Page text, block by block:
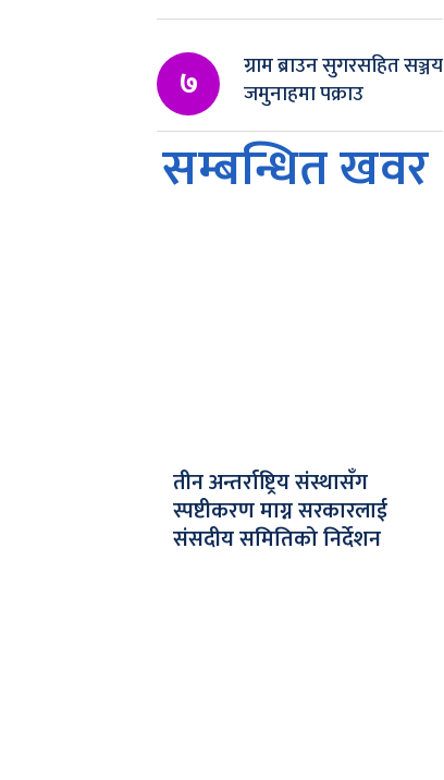
७
ग्राम ब्राउन सुगरसहित सञ्जय
जमुनाहमा पक्राउ
सम्बन्धित खवर
तीन अन्तर्राष्ट्रिय संस्थासँग
स्पष्टीकरण माग्न सरकारलाई
संसदीय समितिको निर्देशन